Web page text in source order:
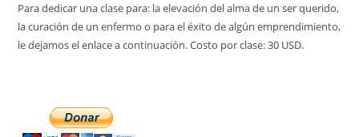
Para dedicar una clase para: la elevación del alma de un ser querido,
la curación de un enfermo o para el éxito de algún emprendimiento,
le dejamos el enlace a continuación. Costo por clase: 30 USD.